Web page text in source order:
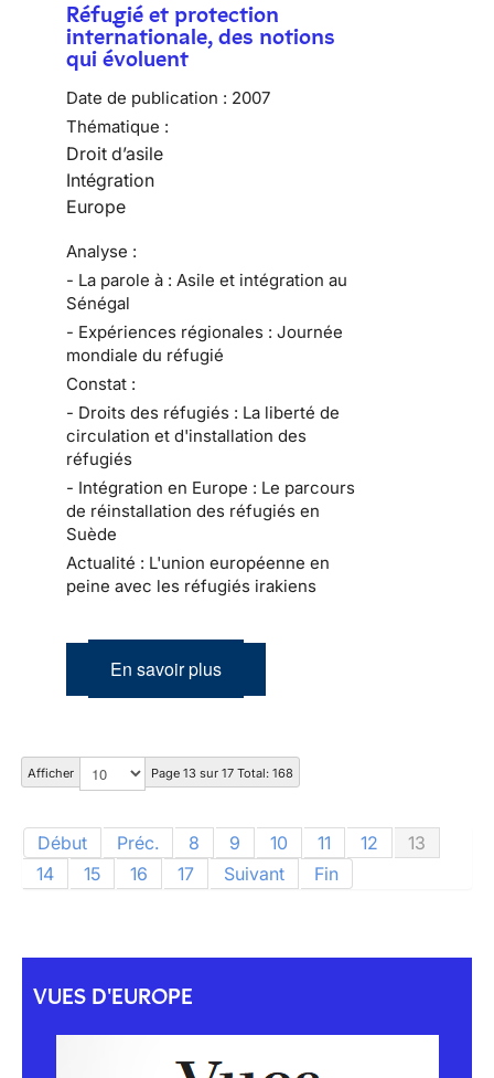
Réfugié et protection
internationale, des notions
qui évoluent
Date de publication : 2007
Thématique :
Droit d’asile
Intégration
Europe
Analyse :
- La parole à : Asile et intégration au
Sénégal
- Expériences régionales : Journée
mondiale du réfugié
Constat :
- Droits des réfugiés : La liberté de
circulation et d'installation des
réfugiés
- Intégration en Europe : Le parcours
de réinstallation des réfugiés en
Suède
Actualité : L'union européenne en
peine avec les réfugiés irakiens
En savoir plus
Afficher Page 13 sur 17 Total: 168
Début Préc. 8 9 10 11 12
13
14
15 16 17 Suivant Fin
VUES D'EUROPE